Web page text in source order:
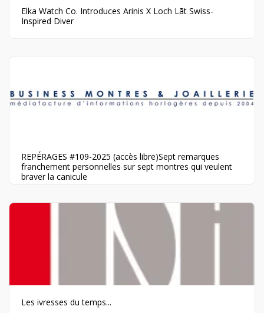
Elka Watch Co. Introduces Arinis X Loch Lãt Swiss-
Inspired Diver
REPÉRAGES #109-2025 (accès libre)Sept remarques
franchement personnelles sur sept montres qui veulent
braver la canicule
Les ivresses du temps...